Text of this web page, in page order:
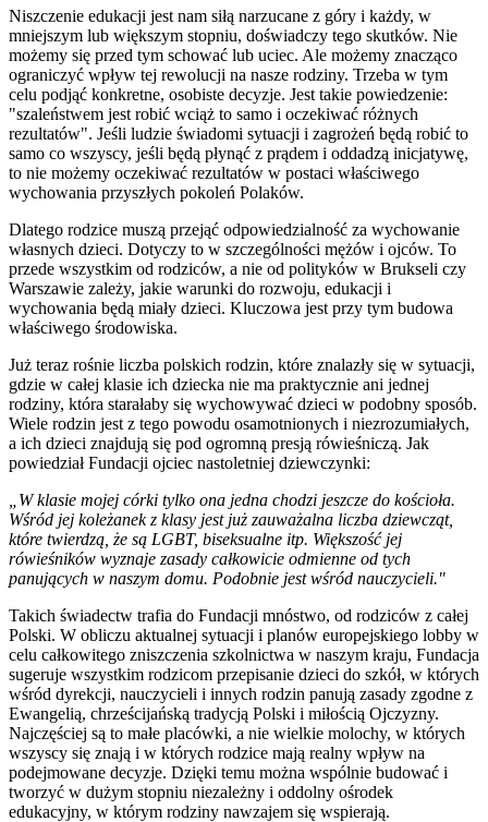
Niszczenie edukacji jest nam siłą narzucane z góry i każdy, w
mniejszym lub większym stopniu, doświadczy tego skutków. Nie
możemy się przed tym schować lub uciec. Ale możemy znacząco
ograniczyć wpływ tej rewolucji na nasze rodziny. Trzeba w tym
celu podjąć konkretne, osobiste decyzje. Jest takie powiedzenie:
"szaleństwem jest robić wciąż to samo i oczekiwać różnych
rezultatów". Jeśli ludzie świadomi sytuacji i zagrożeń będą robić to
samo co wszyscy, jeśli będą płynąć z prądem i oddadzą inicjatywę,
to nie możemy oczekiwać rezultatów w postaci właściwego
wychowania przyszłych pokoleń Polaków.
Dlatego rodzice muszą przejąć odpowiedzialność za wychowanie
własnych dzieci. Dotyczy to w szczególności mężów i ojców. To
przede wszystkim od rodziców, a nie od polityków w Brukseli czy
Warszawie zależy, jakie warunki do rozwoju, edukacji i
wychowania będą miały dzieci. Kluczowa jest przy tym budowa
właściwego środowiska.
Już teraz rośnie liczba polskich rodzin, które znalazły się w sytuacji,
gdzie w całej klasie ich dziecka nie ma praktycznie ani jednej
rodziny, która starałaby się wychowywać dzieci w podobny sposób.
Wiele rodzin jest z tego powodu osamotnionych i niezrozumiałych,
a ich dzieci znajdują się pod ogromną presją rówieśniczą. Jak
powiedział Fundacji ojciec nastoletniej dziewczynki:
„W klasie mojej córki tylko ona jedna chodzi jeszcze do kościoła.
Wśród jej koleżanek z klasy jest już zauważalna liczba dziewcząt,
które twierdzą, że są LGBT, biseksualne itp. Większość jej
rówieśników wyznaje zasady całkowicie odmienne od tych
panujących w naszym domu. Podobnie jest wśród nauczycieli."
Takich świadectw trafia do Fundacji mnóstwo, od rodziców z całej
Polski. W obliczu aktualnej sytuacji i planów europejskiego lobby w
celu całkowitego zniszczenia szkolnictwa w naszym kraju, Fundacja
sugeruje wszystkim rodzicom przepisanie dzieci do szkół, w których
wśród dyrekcji, nauczycieli i innych rodzin panują zasady zgodne z
Ewangelią, chrześcijańską tradycją Polski i miłością Ojczyzny.
Najczęściej są to małe placówki, a nie wielkie molochy, w których
wszyscy się znają i w których rodzice mają realny wpływ na
podejmowane decyzje. Dzięki temu można wspólnie budować i
tworzyć w dużym stopniu niezależny i oddolny ośrodek
edukacyjny, w którym rodziny nawzajem się wspierają.